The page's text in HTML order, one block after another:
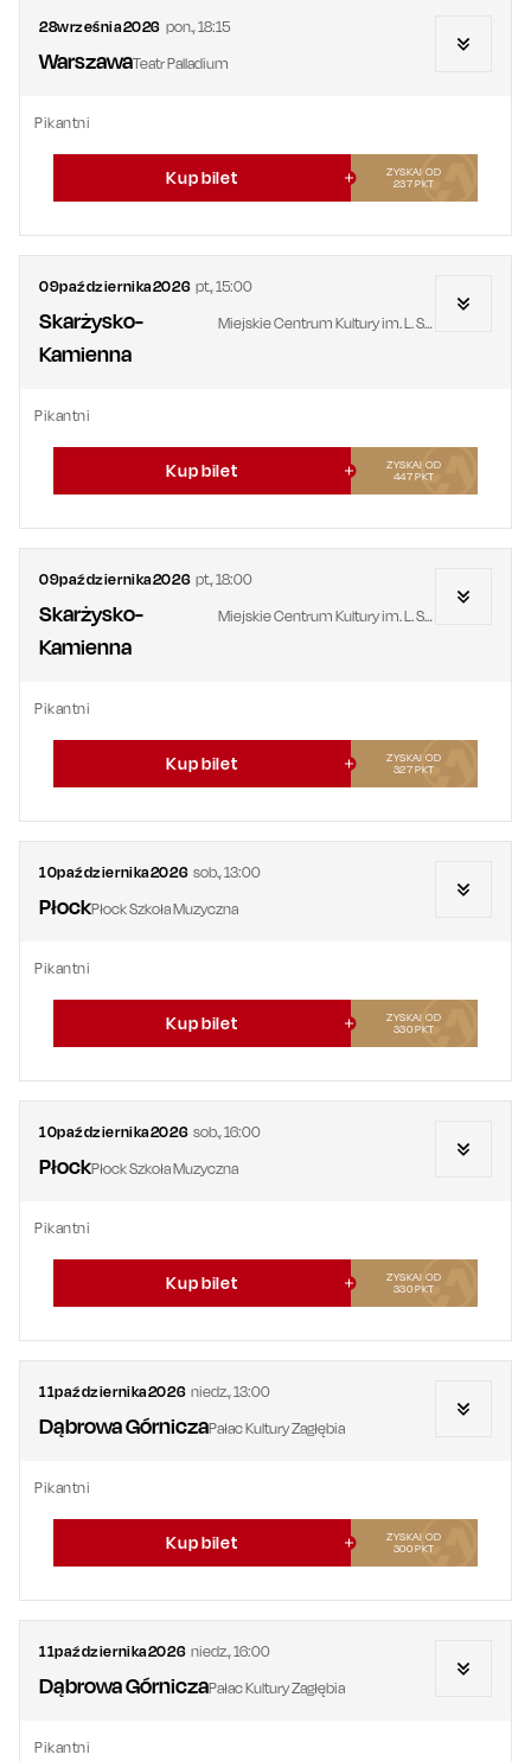
28września2026 pon.,18:15
WarszawaTeatr Palladium
Pikantni
Kup bilet
ZYSKAJ OD
237PKT
09października2026 pt.,15:00
Skarżysko-
Kamienna
Miejskie Centrum Kultury im. L. Staffa
Pikantni
Kup bilet
ZYSKAJ OD
447PKT
09października2026 pt.,18:00
Skarżysko-
Kamienna
Miejskie Centrum Kultury im. L. Staffa
Pikantni
Kup bilet
ZYSKAJ OD
327PKT
10października2026 sob.,13:00
PłockPłock Szkoła Muzyczna
Pikantni
Kup bilet
ZYSKAJ OD
330PKT
10października2026 sob.,16:00
PłockPłock Szkoła Muzyczna
Pikantni
Kup bilet
ZYSKAJ OD
330PKT
11października2026 niedz.,13:00
Dąbrowa GórniczaPałac Kultury Zagłębia
Pikantni
Kup bilet
ZYSKAJ OD
300PKT
11października2026 niedz.,16:00
Dąbrowa GórniczaPałac Kultury Zagłębia
Pikantni